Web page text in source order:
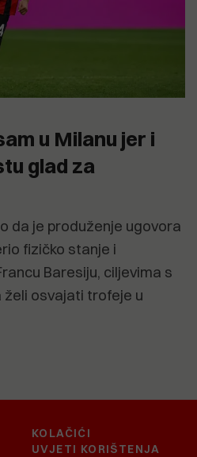
u Milanu jer i
glad za
da je produženje ugovora
fizičko stanje i
Baresiju, ciljevima s
želi osvajati trofeje u
KOLAČIĆI
UVJETI KORIŠTENJA